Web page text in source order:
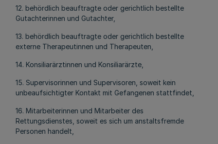
12. behördlich beauftragte oder gerichtlich bestellte
Gutachterinnen und Gutachter,
13. behördlich beauftragte oder gerichtlich bestellte
externe Therapeutinnen und Therapeuten,
14. Konsiliarärztinnen und Konsiliarärzte,
15. Supervisorinnen und Supervisoren, soweit kein
unbeaufsichtigter Kontakt mit Gefangenen stattfindet,
16. Mitarbeiterinnen und Mitarbeiter des
Rettungsdienstes, soweit es sich um anstaltsfremde
Personen handelt,